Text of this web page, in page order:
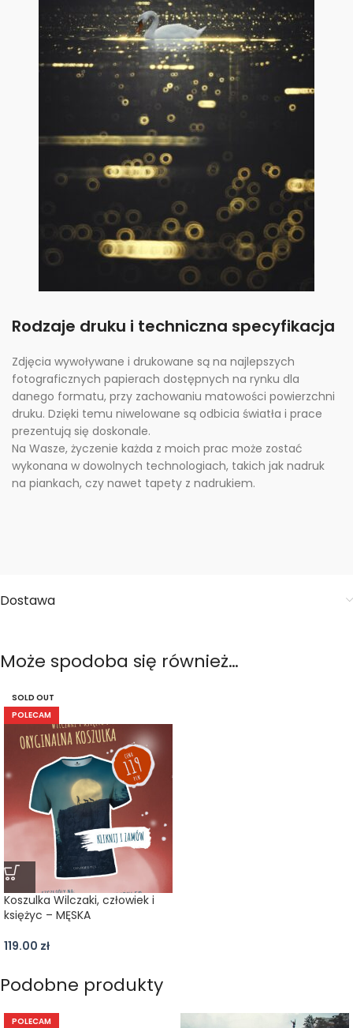
Rodzaje druku i techniczna specyfikacja
Zdjęcia wywoływane i drukowane są na najlepszych
fotograficznych papierach dostępnych na rynku dla
danego formatu, przy zachowaniu matowości powierzchni
druku. Dzięki temu niwelowane są odbicia światła i prace
prezentują się doskonale.
Na Wasze, życzenie każda z moich prac może zostać
wykonana w dowolnych technologiach, takich jak nadruk
na piankach, czy nawet tapety z nadrukiem.
Dostawa
Może spodoba się również…
SOLD OUT
POLECAM
Koszulka Wilczaki, człowiek i
księżyc – MĘSKA
119.00 zł
Podobne produkty
POLECAM